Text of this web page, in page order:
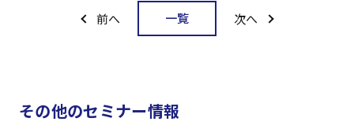
前へ 一覧 次へ
その他のセミナー情報